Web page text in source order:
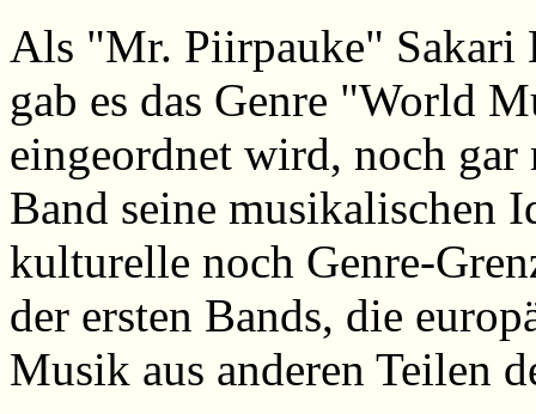
Als "Mr. Piirpauke" Sakari
gab es das Genre "World
eingeordnet wird, noch
Band seine musikalischen
kulturelle noch Genre-
der ersten Bands, die
Musik aus anderen Teilen